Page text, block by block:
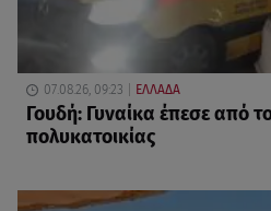
07.08.26, 09:23 ΕΛΛΑΔΑ
Γουδή: Γυναίκα έπεσε από
πολυκατοικίας